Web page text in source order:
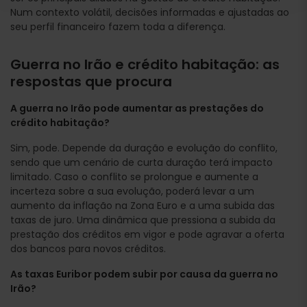
Num contexto volátil, decisões informadas e ajustadas ao
seu perfil financeiro fazem toda a diferença.
Guerra no Irão e crédito habitação: as
respostas que procura
A guerra no Irão pode aumentar as prestações do
crédito habitação?
Sim, pode. Depende da duração e evolução do conflito,
sendo que um cenário de curta duração terá impacto
limitado. Caso o conflito se prolongue e aumente a
incerteza sobre a sua evolução, poderá levar a um
aumento da inflação na Zona Euro e a uma subida das
taxas de juro. Uma dinâmica que pressiona a subida da
prestação dos créditos em vigor e pode agravar a oferta
dos bancos para novos créditos.
As taxas Euribor podem subir por causa da guerra no
Irão?